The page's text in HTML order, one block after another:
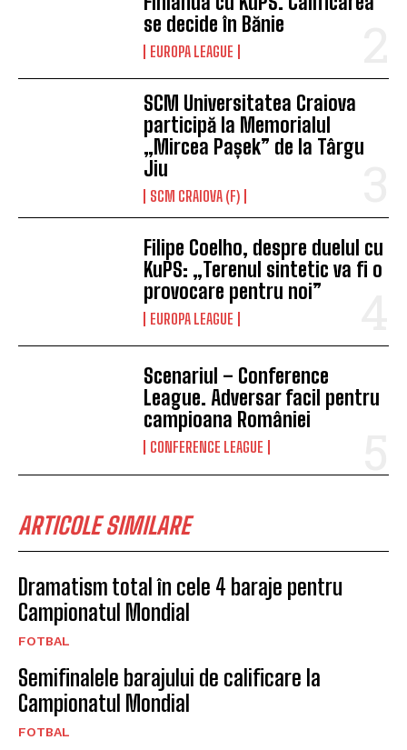
se decide în Bănie
EUROPA LEAGUE
SCM Universitatea Craiova
participă la Memorialul
„Mircea Pașek” de la Târgu
Jiu
SCM CRAIOVA (F)
Filipe Coelho, despre duelul cu
KuPS: „Terenul sintetic va fi o
provocare pentru noi”
EUROPA LEAGUE
Scenariul – Conference
League. Adversar facil pentru
campioana României
CONFERENCE LEAGUE
ARTICOLE SIMILARE
Dramatism total în cele 4 baraje pentru
Campionatul Mondial
FOTBAL
Semifinalele barajului de calificare la
Campionatul Mondial
FOTBAL